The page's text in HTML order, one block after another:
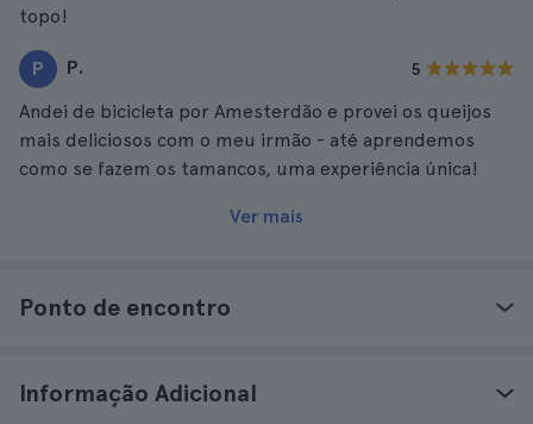
topo!
P P. 5
Andei de bicicleta por Amesterdão e provei os queijos
mais deliciosos com o meu irmão - até aprendemos
como se fazem os tamancos, uma experiência única!
Ver mais
Ponto de encontro
Informação Adicional